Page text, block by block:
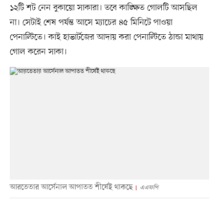
১২টি শট নেন বুকায়ো সাকারা। তবে কাঙ্ক্ষিত গোলটি আসছিল
না। সেটাই শেষ পর্যন্ত আসে ম্যাচের ৪৫ মিনিটে পাওয়া
পেনাল্টিতে। কাই হাভার্টজের আদায় করা পেনাল্টিতে ঠান্ডা মাথায়
গোল করেন সাকা।
আরতেতার আর্সেনাল আপাতত শীর্ষেই থাকছে এএফপি